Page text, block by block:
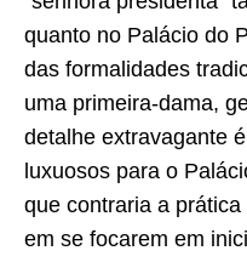
quanto no Palácio do
das formalidades
uma primeira-dama,
detalhe extravagante
luxuosos para o
que contraria a
em se focarem em